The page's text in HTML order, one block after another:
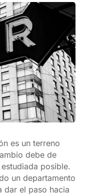
es un terreno
debe de
posible.
un departamento
dar el paso hacia